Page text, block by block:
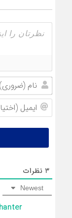
3 نظرات
Newest